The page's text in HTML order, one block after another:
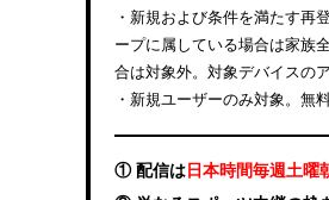
・新規および条件を満たす再
ープに属している場合は家族
合は対象外。対象デバイスの
・新規ユーザーのみ対象。無
① 配信は日本時間毎週土曜